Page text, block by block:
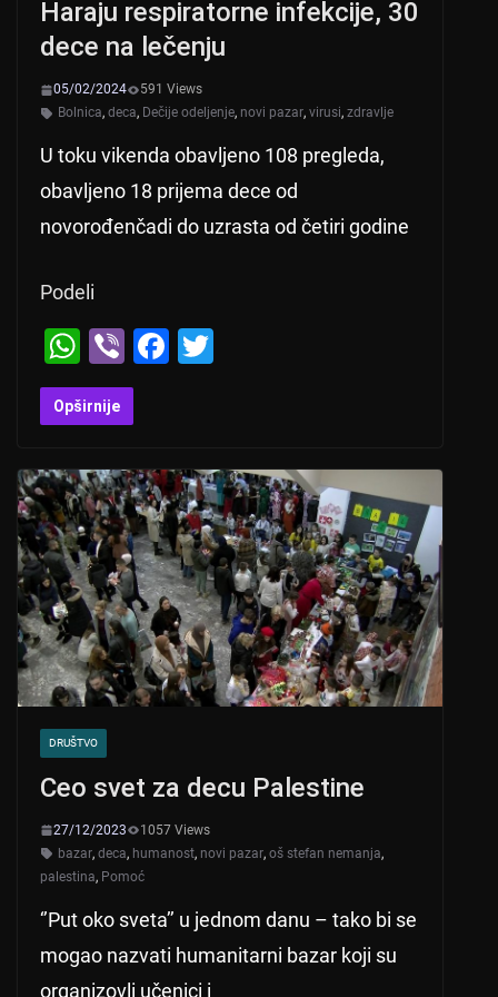
Haraju respiratorne infekcije, 30
dece na lečenju
05/02/2024
591 Views
Bolnica, deca, Dečije odeljenje, novi pazar, virusi, zdravlje
U toku vikenda obavljeno 108 pregleda,
obavljeno 18 prijema dece od
novorođenčadi do uzrasta od četiri godine
Podeli
W
h
at
A
p
p
Vi
b
er
F
b
o
o
k
Opširnije
DRUŠTVO
Ceo svet za decu Palestine
27/12/2023
1057 Views
bazar, deca, humanost, novi pazar, oš stefan nemanja,
palestina, Pomoć
‘’Put oko sveta’’ u jednom danu – tako bi se
mogao nazvati humanitarni bazar koji su
organizovli učenici i